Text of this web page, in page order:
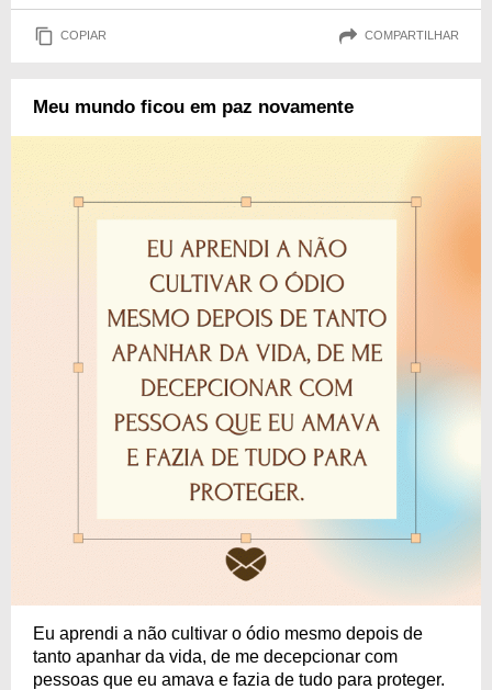
COPIAR COMPARTILHAR
Meu mundo ficou em paz novamente
Eu aprendi a não cultivar o ódio mesmo depois de
tanto apanhar da vida, de me decepcionar com
pessoas que eu amava e fazia de tudo para proteger.